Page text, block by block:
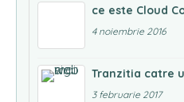
ce este Cloud
4 noiembrie 2016
Tranzitia catre
3 februarie 2017